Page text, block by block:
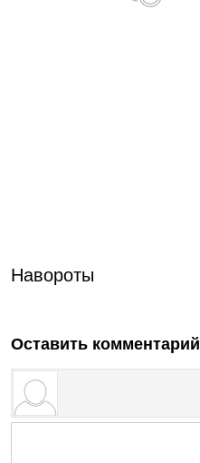
Навороты
Оставить комментарий